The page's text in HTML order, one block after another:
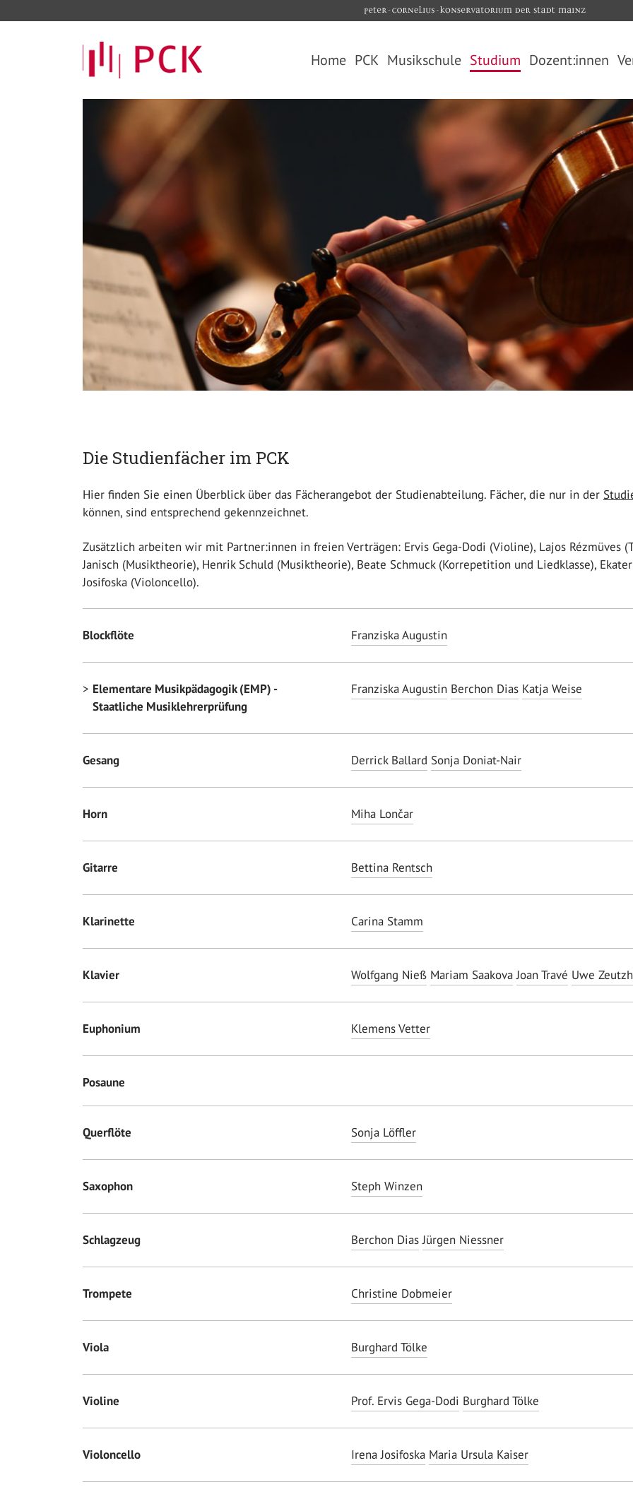
Home PCK
Fördergesellschaft
Hans-Gál- Junior-Akademie
Bibliothek
Musikschule
Unterrichtsangebot
Kooperationen
Unterrichtsorte
Freie Plätze
Ferientermine
Jugendförderwettbewerb
Jugend musiziert 2025
FAQ (Häufig gestellte Fragen)
Kontakt Musikschule
Studium
Studiengänge
Termine
Bewerbung
Download
Kontakt und Öffnungszeiten
Dozent:innen
Die Studienfächer im PCK
Hier finden Sie einen Überblick über das Fächerangebot der Studienabteilung. Fächer, die nur in der
können, sind entsprechend gekennzeichnet.
Zusätzlich arbeiten wir mit Partner:innen in freien Verträgen: Ervis Gega-Dodi (Violine), Lajos Rézmüves
Janisch (Musiktheorie), Henrik Schuld (Musiktheorie), Beate Schmuck (Korrepetition und Liedklasse),
Josifoska (Violoncello).
Blockflöte Franziska Augustin
Elementare Musikpädagogik (EMP) -
Staatliche Musiklehrerprüfung
Franziska Augustin Berchon Dias Katja Weise
Gesang Derrick Ballard Sonja Doniat-Nair
Horn Miha Lončar
Gitarre Bettina Rentsch
Klarinette Carina Stamm
Klavier Wolfgang Nieß Mariam Saakova Joan Travé Uwe
Euphonium Klemens Vetter
Posaune
Querflöte Sonja Löffler
Saxophon Steph Winzen
Schlagzeug Berchon Dias Jürgen Niessner
Trompete Christine Dobmeier
Viola Burghard Tölke
Violine Prof. Ervis Gega-Dodi Burghard Tölke
Violoncello Irena Josifoska Maria Ursula Kaiser